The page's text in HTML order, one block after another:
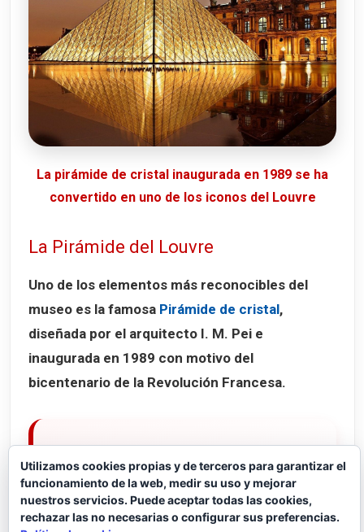
La pirámide de cristal inaugurada en 1989 se ha
convertido en uno de los iconos del Louvre
La Pirámide del Louvre
Uno de los elementos más reconocibles del
museo es la famosa Pirámide de cristal,
diseñada por el arquitecto I. M. Pei e
inaugurada en 1989 con motivo del
bicentenario de la Revolución Francesa.
La construcción de la pirámide fue muy
polémica en su momento, pero hoy es
uno de los grandes símbolos de París.
Utilizamos cookies propias y de terceros para garantizar el
funcionamiento de la web, medir su uso y mejorar
nuestros servicios. Puede aceptar todas las cookies,
rechazar las no necesarias o configurar sus preferencias.